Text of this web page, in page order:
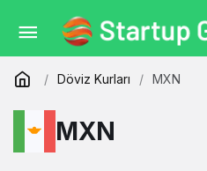
Döviz Kurları MXN
MXN